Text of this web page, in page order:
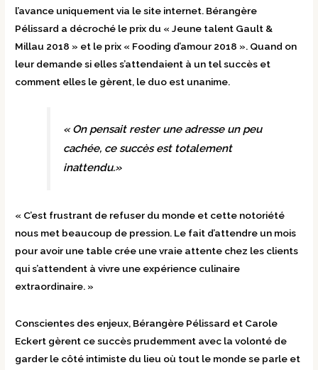
l’avance uniquement via le site internet. Bérangère
Pélissard a décroché le prix du « Jeune talent Gault &
Millau 2018 » et le prix « Fooding d’amour 2018 ». Quand on
leur demande si elles s’attendaient à un tel succès et
comment elles le gèrent, le duo est unanime.
« On pensait rester une adresse un peu
cachée, ce succès est totalement
inattendu.»
« C’est frustrant de refuser du monde et cette notoriété
nous met beaucoup de pression. Le fait d’attendre un mois
pour avoir une table crée une vraie attente chez les clients
qui s’attendent à vivre une expérience culinaire
extraordinaire. »
Conscientes des enjeux, Bérangère Pélissard et Carole
Eckert gèrent ce succès prudemment avec la volonté de
garder le côté intimiste du lieu où tout le monde se parle et